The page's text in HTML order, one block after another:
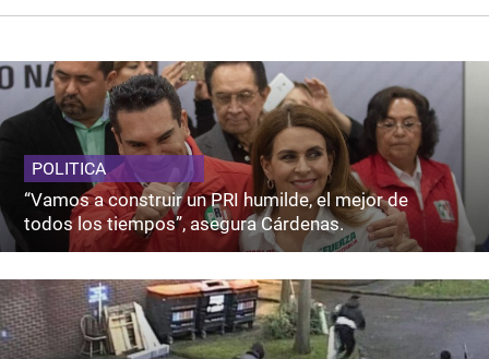
POLITICA
“Vamos a construir un PRI humilde, el mejor de
todos los tiempos”, asegura Cárdenas.